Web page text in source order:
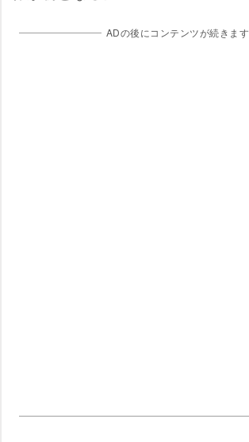
ADの後にコンテンツが続きます